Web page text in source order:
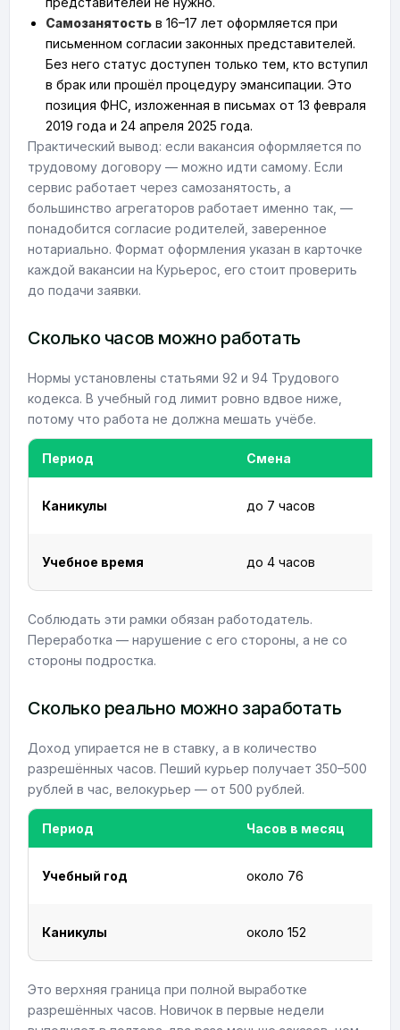
Самозанятость в 16–17 лет оформляется при
письменном согласии законных представителей.
Без него статус доступен только тем, кто вступил
в брак или прошёл процедуру эмансипации. Это
позиция ФНС, изложенная в письмах от 13 февраля
2019 года и 24 апреля 2025 года.
Практический вывод: если вакансия оформляется по
трудовому договору — можно идти самому. Если
сервис работает через самозанятость, а
большинство агрегаторов работает именно так, —
понадобится согласие родителей, заверенное
нотариально. Формат оформления указан в карточке
каждой вакансии на Курьерос, его стоит проверить
до подачи заявки.
Сколько часов можно работать
Нормы установлены статьями 92 и 94 Трудового
кодекса. В учебный год лимит ровно вдвое ниже,
потому что работа не должна мешать учёбе.
Период Смена
Каникулы до 7 часов
Учебное время до 4 часов
Соблюдать эти рамки обязан работодатель.
Переработка — нарушение с его стороны, а не со
стороны подростка.
Сколько реально можно заработать
Доход упирается не в ставку, а в количество
разрешённых часов. Пеший курьер получает 350–500
рублей в час, велокурьер — от 500 рублей.
Период Часов в месяц
Учебный год около 76
Каникулы около 152
Это верхняя граница при полной выработке
разрешённых часов. Новичок в первые недели